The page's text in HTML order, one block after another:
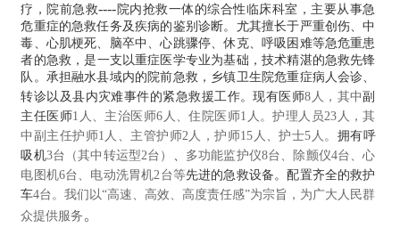
疗，院前急救---- 院内抢救一体的综合性临床科室，主要从事急
危重症的急救任务及疾病的鉴别诊断。 尤其擅长于严重创伤、中
毒、心肌梗死、脑卒中、心跳骤停、休克、呼吸困难等急危重患
者的急救，是一支以重症医学专业为基础 ，技术精湛的急救先锋
队。承担融水县域内的 院前急救，乡镇卫生院危重症病人会诊、
转诊以及县内灾难事件的紧急救援工作。现有医师8 人，其中 副
主任医师1 人、主治医师6 人、住院医师1 人。护理人员23 人，其
中副主任护师1 人、主管护师2人，护师15 人、护士5 人。 拥有呼
吸机3台（其中转运型2台） 、 多功能监护仪8台、除颤仪4台、心
电图机6台、电动洗胃机2台等先进的急救设备。配置齐全的救护
车4台。我们以“高速、高效、高度责任感”为宗旨，为广大人民群
众提供服务 。